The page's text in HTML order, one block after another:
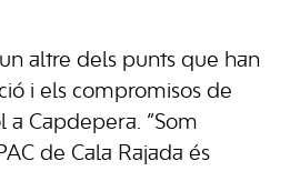
altre dels punts que han
i els compromisos de
a Capdepera. “Som
de Cala Rajada és